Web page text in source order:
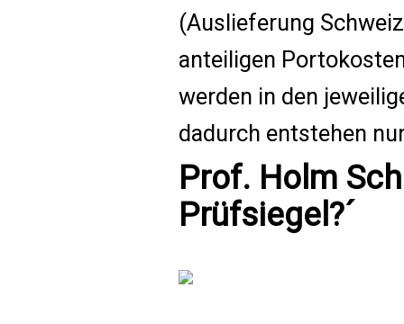
(Auslieferung
anteiligen
werden in den
dadurch entstehen
Prof. Holm
Prüfsiegel?´